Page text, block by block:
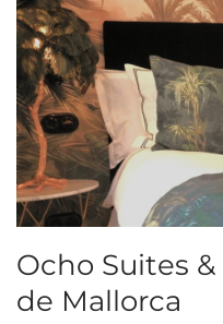
Ocho Suites
de Mallorca